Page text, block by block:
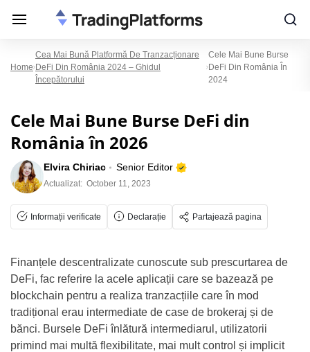
Home
Cea Mai Bună Platformă De Tranzacționare
DeFi Din România 2024 – Ghidul
Începătorului
Cele Mai Bune Burse
DeFi Din România În
2024
Cele Mai Bune Burse DeFi din
România în 2026
Elvira Chiriac Senior Editor
Actualizat: October 11, 2023
Informații verificate Declarație Partajează pagina
Finanțele descentralizate cunoscute sub prescurtarea de
DeFi, fac referire la acele aplicații care se bazează pe
blockchain pentru a realiza tranzacțiile care în mod
tradițional erau intermediate de case de brokeraj și de
bănci. Bursele DeFi înlătură intermediarul, utilizatorii
primind mai multă flexibilitate, mai mult control și implicit